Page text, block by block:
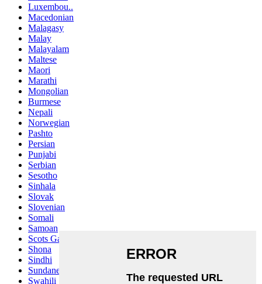
Luxembou..
Macedonian
Malagasy
Malay
Malayalam
Maltese
Maori
Marathi
Mongolian
Burmese
Nepali
Norwegian
Pashto
Persian
Punjabi
Serbian
Sesotho
Sinhala
Slovak
Slovenian
Somali
Samoan
Scots Gaelic
Shona
Sindhi
Sundanese
Swahili